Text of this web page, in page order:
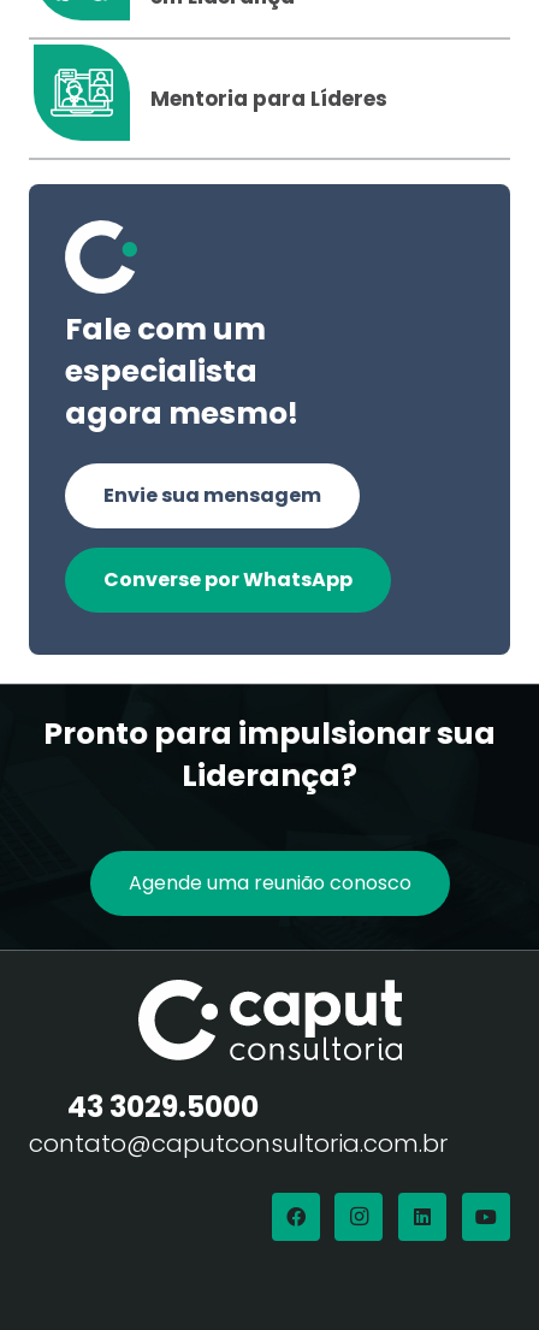
Mentoria para Líderes
Fale com um
especialista
agora mesmo!
Envie sua mensagem
Converse por WhatsApp
Pronto para impulsionar sua
Liderança?
Agende uma reunião conosco
43 3029.5000
contato@caputconsultoria.com.br